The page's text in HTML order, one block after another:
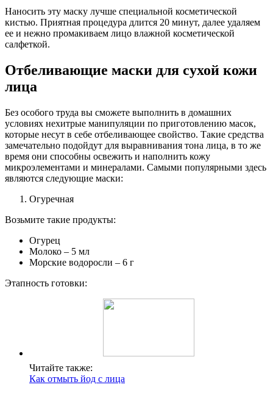
Наносить эту маску лучше специальной косметической
кистью. Приятная процедура длится 20 минут, далее удаляем
ее и нежно промакиваем лицо влажной косметической
салфеткой.
Отбеливающие маски для сухой кожи
лица
Без особого труда вы сможете выполнить в домашних
условиях нехитрые манипуляции по приготовлению масок,
которые несут в себе отбеливающее свойство. Такие средства
замечательно подойдут для выравнивания тона лица, в то же
время они способны освежить и наполнить кожу
микроэлементами и минералами. Самыми популярными здесь
являются следующие маски:
Огуречная
Возьмите такие продукты:
Огурец
Молоко – 5 мл
Морские водоросли – 6 г
Этапность готовки:
Читайте также:
Как отмыть йод с лица